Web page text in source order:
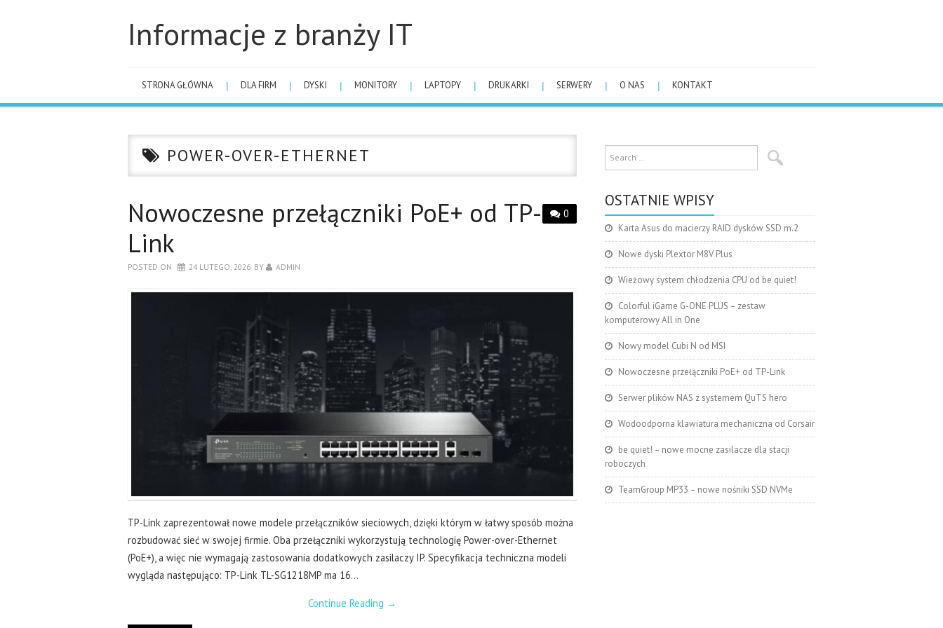
Informacje z branży IT
STRONA GŁÓWNA DLA FIRM DYSKI MONITORY LAPTOPY DRUKARKI SERWERY O NAS KONTAKT
POWER-OVER-ETHERNET
0
Nowoczesne przełączniki PoE+ od TP-
Link
POSTED ON 24 LUTEGO, 2026 BY ADMIN
TP-Link zaprezentował nowe modele przełączników sieciowych, dzięki którym w łatwy sposób można
rozbudować sieć w swojej firmie. Oba przełączniki wykorzystują technologię Power-over-Ethernet
(PoE+), a więc nie wymagają zastosowania dodatkowych zasilaczy IP. Specyfikacja techniczna modeli
wygląda następująco: TP-Link TL-SG1218MP ma 16…
Continue Reading →
OSTATNIE WPISY
Karta Asus do macierzy RAID dysków SSD m.2
Nowe dyski Plextor M8V Plus
Wieżowy system chłodzenia CPU od be quiet!
Colorful iGame G-ONE PLUS – zestaw
komputerowy All in One
Nowy model Cubi N od MSI
Nowoczesne przełączniki PoE+ od TP-Link
Serwer plików NAS z systemem QuTS hero
Wodoodporna klawiatura mechaniczna od Corsair
be quiet! – nowe mocne zasilacze dla stacji
roboczych
TeamGroup MP33 – nowe nośniki SSD NVMe